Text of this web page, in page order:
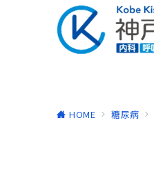
HOME 糖尿病